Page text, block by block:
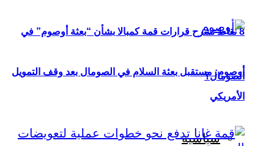
8 نقاط تشرح قرارات قمة كمبالا بشأن “بعثة أوصوم” في
الصومال؟
سياسية
أوصوم: مستقبل بعثة السلام في الصومال بعد وقف التمويل
الأمريكي